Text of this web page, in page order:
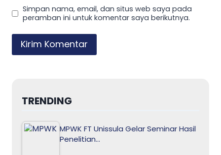
Simpan nama, email, dan situs web saya pada
peramban ini untuk komentar saya berikutnya.
TRENDING
MPWK FT Unissula Gelar Seminar Hasil
Penelitian…